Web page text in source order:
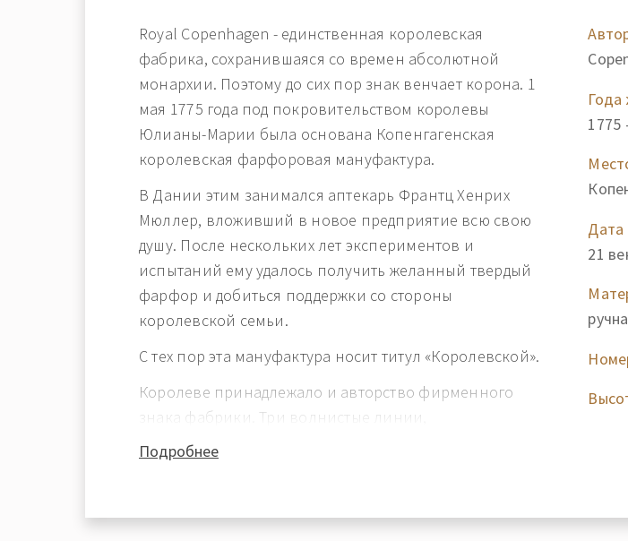
Royal Copenhagen - единственная королевская
фабрика, сохранившаяся со времен абсолютной
монархии. Поэтому до сих пор знак венчает корона. 1
мая 1775 года под покровительством королевы
Юлианы-Марии была основана Копенгагенская
королевская фарфоровая мануфактура.
В Дании этим занимался аптекарь Франтц Хенрих
Мюллер, вложивший в новое предприятие всю свою
душу. После нескольких лет экспериментов и
испытаний ему удалось получить желанный твердый
фарфор и добиться поддержки со стороны
королевской семьи.
С тех пор эта мануфактура носит титул «Королевской».
Королеве принадлежало и авторство фирменного
знака фабрики. Три волнистые линии,
символизирующие три пролива Дании: Эресунн
(Зунд), Большой и Малый Бельт, - стали товарным
Пастельные цвета – это характерное отличие изделий
Подробнее
1775
Дата
21